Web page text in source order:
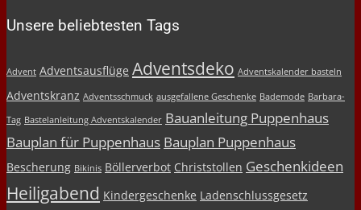
Unsere beliebtesten Tags
Advent Adventsausflüge Adventsdeko Adventskalender basteln
Adventskranz Adventsschmuck ausgefallene Geschenke Bademode Barbara-
Tag Bastelanleitung Adventskalender Bauanleitung Puppenhaus
Bauplan für Puppenhaus Bauplan Puppenhaus
Bescherung Bikinis Böllerverbot Christstollen Geschenkideen
Heiligabend Kindergeschenke Ladenschlussgesetz